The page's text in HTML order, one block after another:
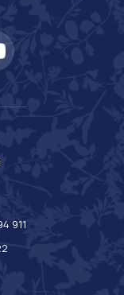
911